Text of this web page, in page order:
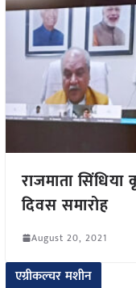
राजमाता सिंधिया
दिवस समारोह
August 20, 2021
एग्रीकल्चर मशीन